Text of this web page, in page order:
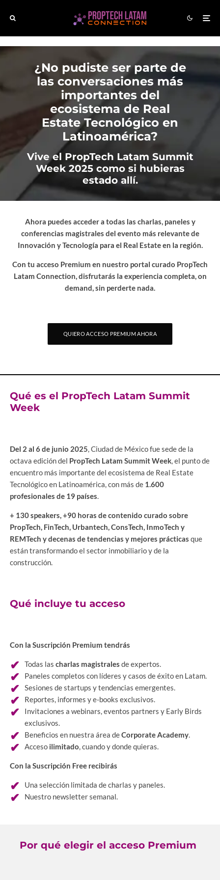
¿No pudiste ser parte de
las conversaciones más
importantes del
ecosistema de Real
Estate Tecnológico en
Latinoamérica?
Vive el PropTech Latam Summit
Week 2025 como si hubieras
estado allí.
Ahora puedes acceder a todas las charlas, paneles y
conferencias magistrales del evento más relevante de
Innovación y Tecnología para el Real Estate en la región.
Con tu acceso Premium en nuestro portal curado PropTech
Latam Connection, disfrutarás la experiencia completa, on
demand, sin perderte nada.
QUIERO ACCESO PREMIUM AHORA
Qué es el PropTech Latam Summit
Week
Del 2 al 6 de junio 2025 , Ciudad de México fue sede de la
octava edición del PropTech Latam Summit Week , el punto de
encuentro más importante del ecosistema de Real Estate
Tecnológico en Latinoamérica, con más de 1.600
profesionales de 19 países
+ 130 speakers, +90 horas de contenido curado sobre
PropTech, FinTech, Urbantech, ConsTech, InmoTech y
REMTech y decenas de tendencias y mejores prácticas que
están transformando el sector inmobiliario y de la
construcción.
Qué incluye tu acceso
Con la Suscripción Premium tendrás
Todas las charlas magistrales de expertos.
Paneles completos con líderes y casos de éxito en Latam.
Sesiones de startups y tendencias emergentes.
Reportes, informes y e-books exclusivos.
Invitaciones a webinars, eventos partners y Early Birds
exclusivos.
Beneficios en nuestra área deCorporate Academy
Acceso ilimitado , cuando y donde quieras.
Con la Suscripción Free recibirás
Una selección limitada de charlas y paneles.
Nuestro newsletter semanal.
Por qué elegir el acceso Premium